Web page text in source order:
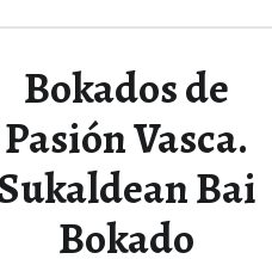
Bokados de
Pasión Vasca.
Bai
Bokado